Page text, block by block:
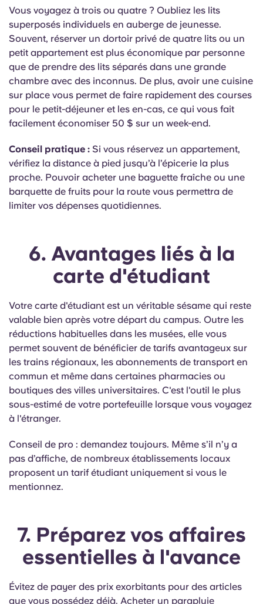
Vous voyagez à trois ou quatre ? Oubliez les lits
superposés individuels en auberge de jeunesse.
Souvent, réserver un dortoir privé de quatre lits ou un
petit appartement est plus économique par personne
que de prendre des lits séparés dans une grande
chambre avec des inconnus. De plus, avoir une cuisine
sur place vous permet de faire rapidement des courses
pour le petit-déjeuner et les en-cas, ce qui vous fait
facilement économiser 50 $ sur un week-end.
Conseil pratique : Si vous réservez un appartement,
vérifiez la distance à pied jusqu’à l’épicerie la plus
proche. Pouvoir acheter une baguette fraîche ou une
barquette de fruits pour la route vous permettra de
limiter vos dépenses quotidiennes.
6. Avantages liés à la
carte d'étudiant
Votre carte d'étudiant est un véritable sésame qui reste
valable bien après votre départ du campus. Outre les
réductions habituelles dans les musées, elle vous
permet souvent de bénéficier de tarifs avantageux sur
les trains régionaux, les abonnements de transport en
commun et même dans certaines pharmacies ou
boutiques des villes universitaires. C'est l'outil le plus
sous-estimé de votre portefeuille lorsque vous voyagez
à l'étranger.
Conseil de pro : demandez toujours. Même s’il n’y a
pas d’affiche, de nombreux établissements locaux
proposent un tarif étudiant uniquement si vous le
mentionnez.
7. Préparez vos affaires
essentielles à l'avance
Évitez de payer des prix exorbitants pour des articles
que vous possédez déjà. Acheter un parapluie